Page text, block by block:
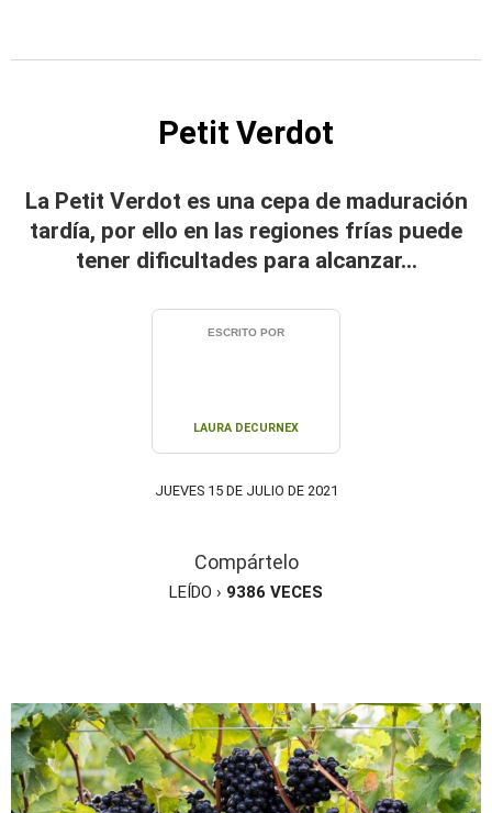
Petit Verdot
La Petit Verdot es una cepa de maduración
tardía, por ello en las regiones frías puede
tener dificultades para alcanzar...
ESCRITO POR
LAURA DECURNEX
JUEVES 15 DE JULIO DE 2021
Compártelo
LEÍDO › 9386 VECES